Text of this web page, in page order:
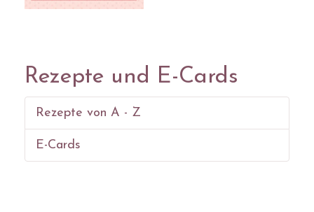
Rezepte und E-Cards
Rezepte von A - Z
E-Cards